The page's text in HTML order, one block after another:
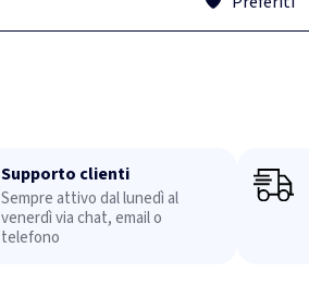
Supporto clienti
Sempre attivo dal lunedì al
venerdì via chat, email o
telefono